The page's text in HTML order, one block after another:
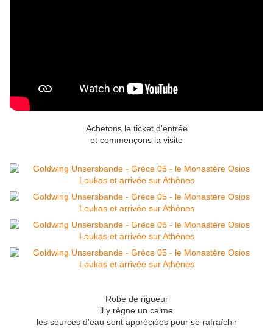
Achetons le ticket d'entrée
et commençons la visite
Robe de rigueur
il y règne un calme
les sources d'eau sont appréciées pour se rafraîchir